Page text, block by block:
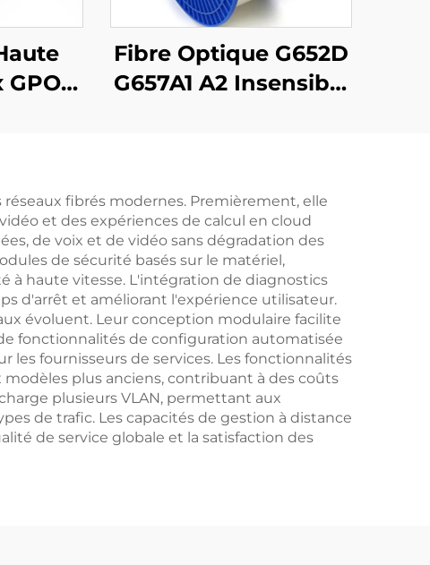
Fibre Optique G652D
G657A1 A2 Insensible
fibrés modernes. Premièrement, elle
et des expériences de calcul en cloud
de voix et de vidéo sans dégradation des
de sécurité basés sur le matériel,
haute vitesse. L'intégration de diagnostics
d'arrêt et améliorant l'expérience utilisateur.
évoluent. Leur conception modulaire facilite
fonctionnalités de configuration automatisée
fournisseurs de services. Les fonctionnalités
plus anciens, contribuant à des coûts
plusieurs VLAN, permettant aux
de trafic. Les capacités de gestion à distance
de service globale et la satisfaction des